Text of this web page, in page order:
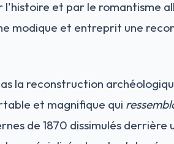
l'histoire et par le romantisme
modique et entreprit une
la reconstruction
et magnifique qui
de 1870 dissimulés